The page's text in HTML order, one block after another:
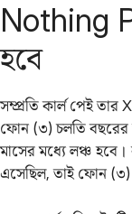
Nothing
হবে
সম্প্রতি কার্ল পেই তার
ফোন (৩) চলতি বছরের
মাসের মধ্যে লঞ্চ
এসেছিল, তাই ফোন (৩)